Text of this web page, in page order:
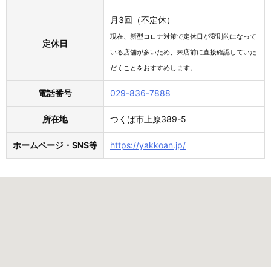
定休日
月3回（不定休）
現在、新型コロナ対策で定休日が変則的になって
いる店舗が多いため、来店前に直接確認していた
だくことをおすすめします。
電話番号 029-836-7888
所在地 つくば市上原389-5
ホームページ・SNS等 https://yakkoan.jp/